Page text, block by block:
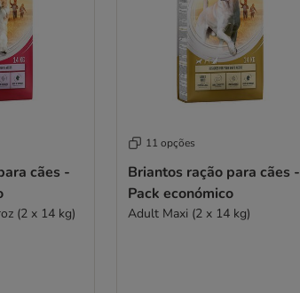
cães -
Adult salmão e arroz (2 x 14 kg)
11 opções
Briantos ração para cães -
Pack económico
Adult Maxi (2 x 14 kg)